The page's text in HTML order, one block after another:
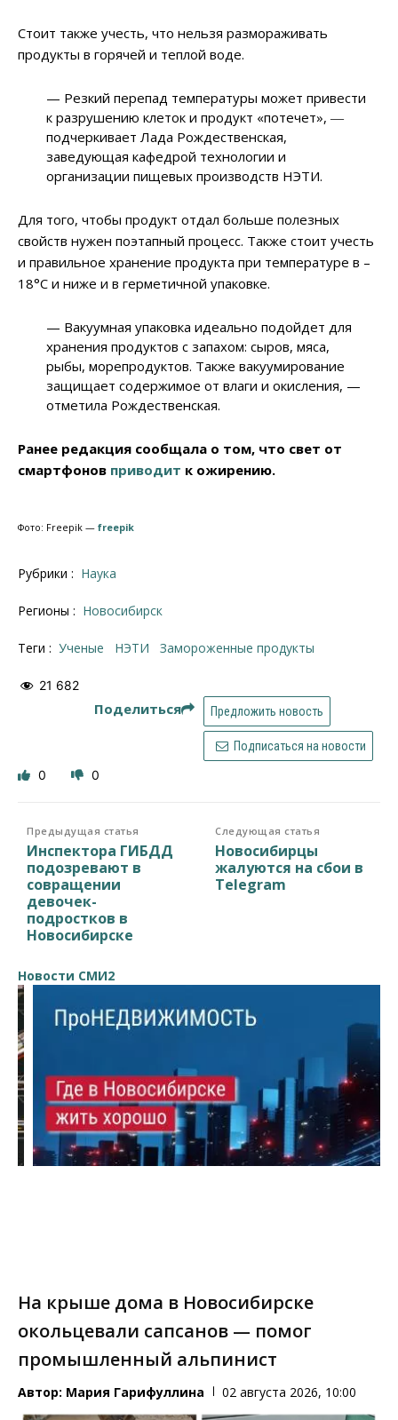
Стоит также учесть, что нельзя размораживать
продукты в горячей и теплой воде.
— Резкий перепад температуры может привести
к разрушению клеток и продукт «потечет», ―
подчеркивает Лада Рождественская,
заведующая кафедрой технологии и
организации пищевых производств НЭТИ.
Для того, чтобы продукт отдал больше полезных
свойств нужен поэтапный процесс. Также стоит учесть
и правильное хранение продукта при температуре в –
18°C и ниже и в герметичной упаковке.
— Вакуумная упаковка идеально подойдет для
хранения продуктов с запахом: сыров, мяса,
рыбы, морепродуктов. Также вакуумирование
защищает содержимое от влаги и окисления, —
отметила Рождественская.
Ранее редакция сообщала о том, что свет от
смартфонов приводит к ожирению.
Фото: Freepik — freepik
Рубрики : Наука
Регионы : Новосибирск
Теги : ученые НЭТИ Замороженные продукты
21 682
Поделиться Предложить новость
Подписаться на новости
0 0
Предыдущая статья
Инспектора ГИБДД
подозревают в
совращении
девочек-
подростков в
Новосибирске
Следующая статья
Новосибирцы
жалуются на сбои в
Telegram
Новости СМИ2
На крыше дома в Новосибирске
окольцевали сапсанов — помог
промышленный альпинист
Автор: Мария Гарифуллина 02 августа 2026, 10:00